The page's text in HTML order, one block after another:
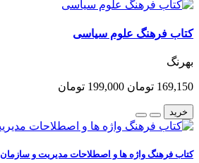
کتاب فرهنگ علوم سیاسی
بهرنگ
169,150 تومان 199,000 تومان
خرید
کتاب فرهنگ واژه ها و اصطلاحات مدیریت و سازمان